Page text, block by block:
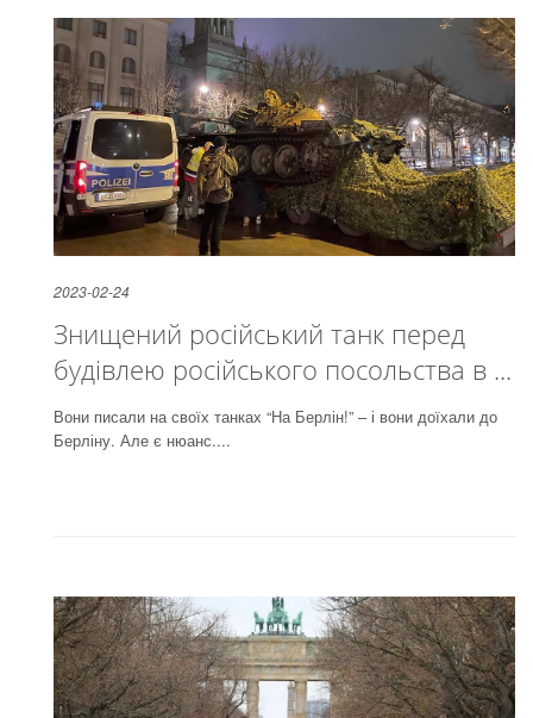
2023-02-24
Знищений російський танк перед
будівлею російського посольства в ...
Вони писали на своїх танках “На Берлін!” – і вони доїхали до
Берліну. Але є нюанс....